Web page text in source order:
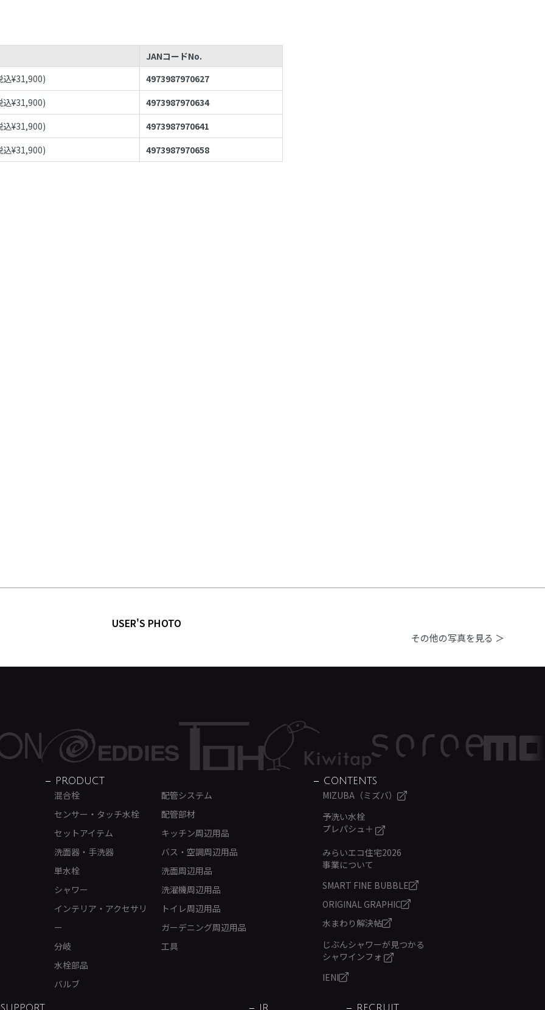
JANコードNo.
込¥31,900)
4973987970627
込¥31,900)
4973987970634
込¥31,900)
4973987970641
込¥31,900) 4973987970658
USER'S PHOTO
その他の写真を見る ＞
PRODUCT
混合栓
センサー・タッチ水栓
セットアイテム
洗面器・手洗器
単水栓
シャワー
インテリア・アクセサリ
ー
分岐
水栓部品
バルブ
配管システム
配管部材
キッチン周辺用品
バス・空調周辺用品
洗面周辺用品
洗濯機周辺用品
トイレ周辺用品
ガーデニング周辺用品
工具
CONTENTS
MIZUBA（ミズバ）
予洗い水栓
プレパシュ＋
みらいエコ住宅2026
事業について
SMART FINE BUBBLE
ORIGINAL GRAPHIC
水まわり解決帖
じぶんシャワーが見つかる
シャワインフォ
IENI